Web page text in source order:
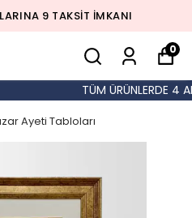
9 TAKSİT İMKANI
0
TÜM ÜRÜNLERDE 4
Ayeti Tabloları